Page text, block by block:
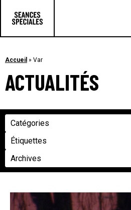
Les articles
Accueil » Var
ACTUALITÉS